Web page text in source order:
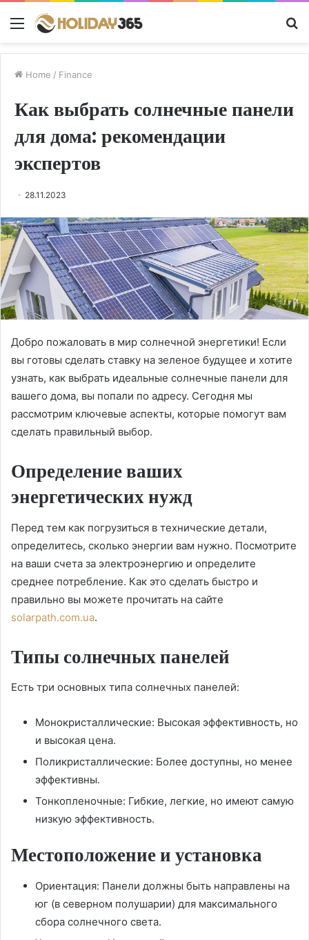
Menu
Home / Finance
Как выбрать солнечные панели
для дома: рекомендации
экспертов
28.11.2023
Добро пожаловать в мир солнечной энергетики! Если
вы готовы сделать ставку на зеленое будущее и хотите
узнать, как выбрать идеальные солнечные панели для
вашего дома, вы попали по адресу. Сегодня мы
рассмотрим ключевые аспекты, которые помогут вам
сделать правильный выбор.
Определение ваших
энергетических нужд
Перед тем как погрузиться в технические детали,
определитесь, сколько энергии вам нужно. Посмотрите
на ваши счета за электроэнергию и определите
среднее потребление. Как это сделать быстро и
правильно вы можете прочитать на сайте
solarpath.com.ua.
Типы солнечных панелей
Есть три основных типа солнечных панелей:
Монокристаллические: Высокая эффективность, но
и высокая цена.
Поликристаллические: Более доступны, но менее
эффективны.
Тонкопленочные: Гибкие, легкие, но имеют самую
низкую эффективность.
Местоположение и установка
Ориентация: Панели должны быть направлены на
юг (в северном полушарии) для максимального
сбора солнечного света.